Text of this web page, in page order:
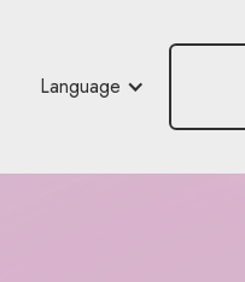
Language